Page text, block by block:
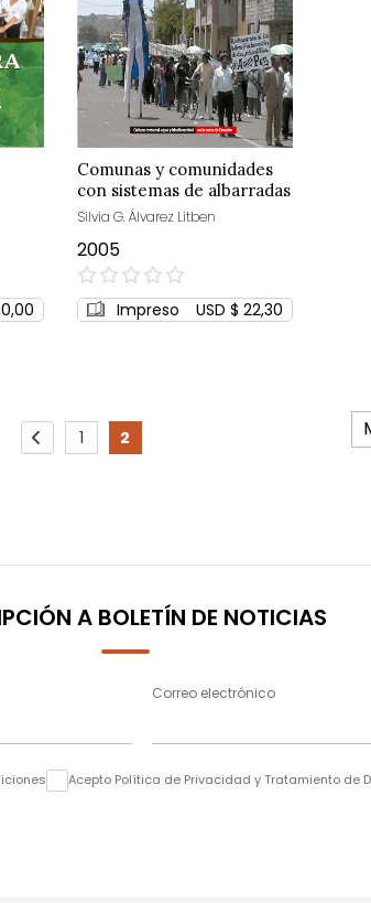
Comunas y comunidades
con sistemas de albarradas
Silvia G. Álvarez Litben
2005
0%
Impreso USD $ 22,30
Page
Page
PreviousPage
1
You're currently reading
2
A BOLETÍN DE NOTICIAS
Correo electrónico
Acepto Política de Privacidad y Tratamiento de